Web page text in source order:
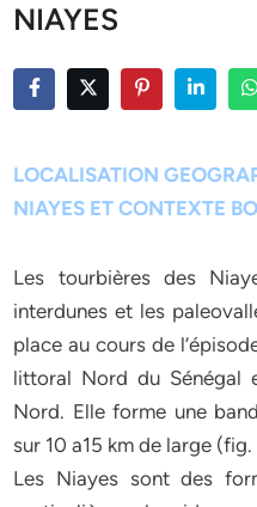
NIAYES
LOCALISATION
NIAYES ET CONTEXTE
Les tourbières des
interdunes et les
place au cours de
littoral Nord du Sénégal
Nord. Elle forme une
sur 10 a15 km de large (fig.
Les Niayes sont des